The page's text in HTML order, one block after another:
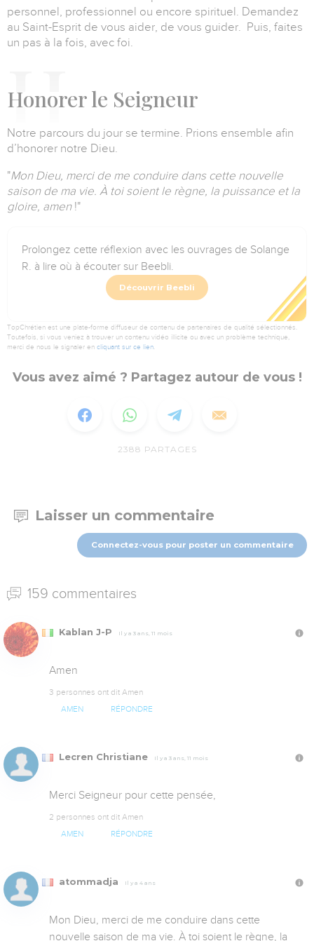
personnel, professionnel ou encore spirituel. Demandez
au Saint-Esprit de vous aider, de vous guider. Puis, faites
un pas à la fois, avec foi.
Honorer le Seigneur
Notre parcours du jour se termine. Prions ensemble afin
d’honorer notre Dieu.
"Mon Dieu, merci de me conduire dans cette nouvelle
saison de ma vie. À toi soient le règne, la puissance et la
gloire, amen!"
Prolongez cette réflexion avec les ouvrages de Solange
R. à lire où à écouter sur Beebli.
Découvrir Beebli
TopChrétien est une plate-forme diffuseur de contenu de partenaires de qualité sélectionnés.
Toutefois, si vous veniez à trouver un contenu vidéo illicite ou avec un problème technique,
merci de nous le signaler en cliquant sur ce lien
Vous avez aimé ? Partagez autour de vous !
2388 PARTAGES
Laisser un commentaire
Connectez-vous pour poster un commentaire
159 commentaires
Kablan J-P Il y a 3 ans, 11 mois
Amen
3 personnes ont dit Amen
AMEN RÉPONDRE
Lecren Christiane Il y a 3 ans, 11 mois
Merci Seigneur pour cette pensée,
2 personnes ont dit Amen
AMEN RÉPONDRE
atommadja Il y a 4 ans
Mon Dieu, merci de me conduire dans cette
nouvelle saison de ma vie. À toi soient le règne, la